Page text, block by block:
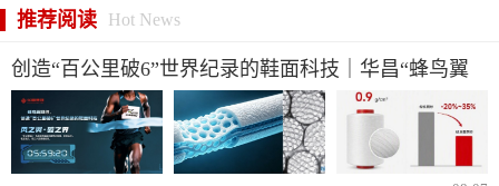
推荐阅读 Hot News
创造“百公里破6”世界纪录的鞋面科技｜华昌“蜂鸟翼
网纱”定义极致轻量